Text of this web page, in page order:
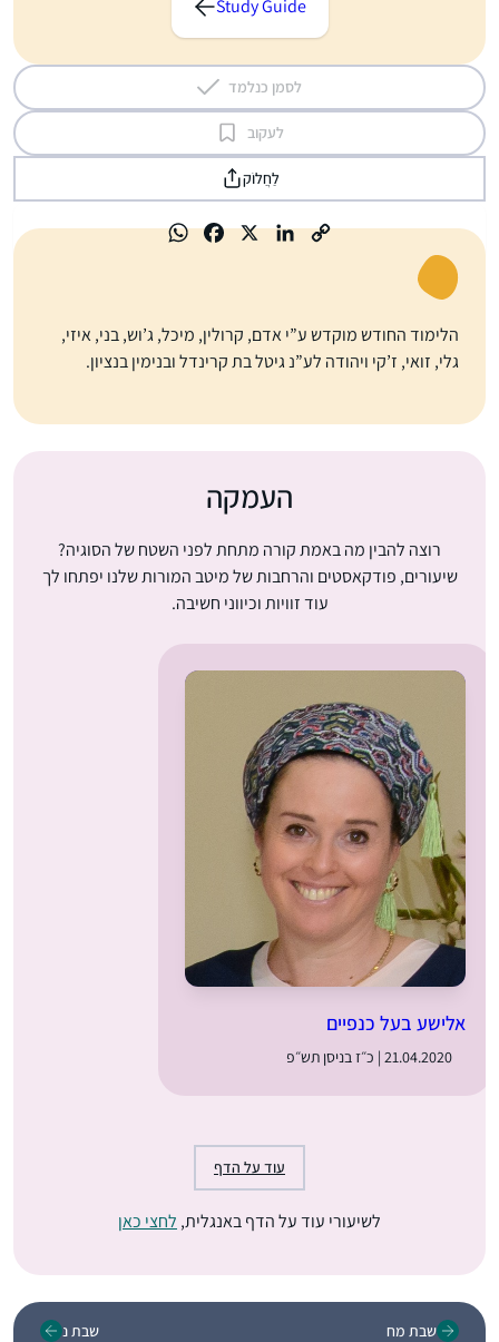
Study Guide
לסמן כנלמד
לעקוב
לַחֲלוֹק
הלימוד החודש מוקדש ע”י אדם, קרולין, מיכל, ג’וש, בני, איזי,
גלי, זואי, ז’קי ויהודה לע”נ גיטל בת קרינדל ובנימין בנציון.
העמקה
רוצה להבין מה באמת קורה מתחת לפני השטח של הסוגיה?
שיעורים, פודקאסטים והרחבות של מיטב המורות שלנו יפתחו לך
עוד זוויות וכיווני חשיבה.
אלישע בעל כנפיים
21.04.2020 | כ״ז בניסן תש״פ
עוד על הדף
לשיעורי עוד על הדף באנגלית, לחצי כאן
שבת מח שבת נ